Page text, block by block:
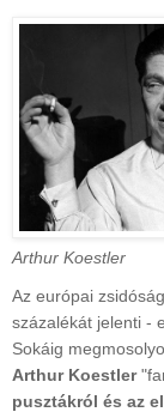
Arthur Koestler
Az európai
százalékát jelenti -
Sokáig
Arthur Koestler
pusztákról és az